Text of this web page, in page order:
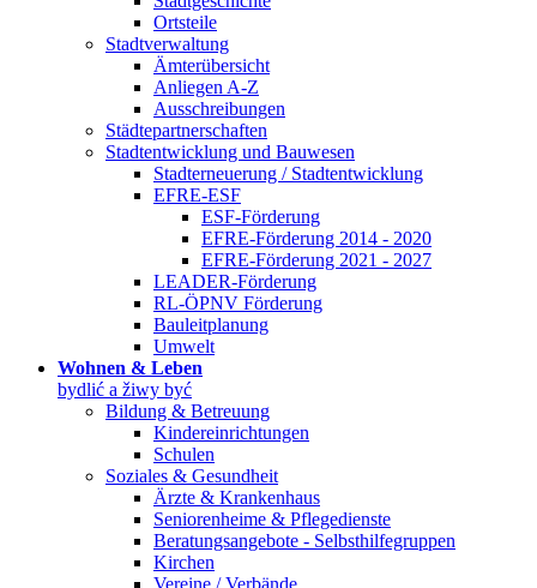
Ortsteile
Stadtverwaltung
Ämterübersicht
Anliegen A-Z
Ausschreibungen
Städtepartnerschaften
Stadtentwicklung und Bauwesen
Stadterneuerung / Stadtentwicklung
EFRE-ESF
ESF-Förderung
EFRE-Förderung 2014 - 2020
EFRE-Förderung 2021 - 2027
LEADER-Förderung
RL-ÖPNV Förderung
Bauleitplanung
Umwelt
Wohnen & Leben
bydlić a žiwy być
Bildung & Betreuung
Kindereinrichtungen
Schulen
Soziales & Gesundheit
Ärzte & Krankenhaus
Seniorenheime & Pflegedienste
Beratungsangebote - Selbsthilfegruppen
Kirchen
Vereine / Verbände